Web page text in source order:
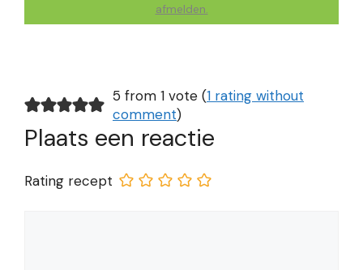
afmelden.
5 from 1 vote (1 rating without
comment)
Plaats een reactie
Rating recept